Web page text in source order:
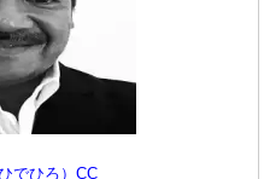
でひろ）CC